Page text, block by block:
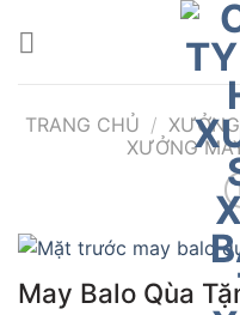
TRANG CHỦ /
XƯỞNG
May Balo Qùa